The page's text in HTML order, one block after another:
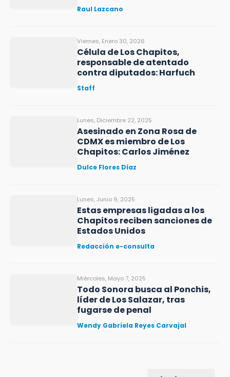
Raul Lazcano
Viernes, Enero 30, 2026
Célula de Los Chapitos,
responsable de atentado
contra diputados: Harfuch
Staff
Lunes, Diciembre 22, 2025
Asesinado en Zona Rosa de
CDMX es miembro de Los
Chapitos: Carlos Jiménez
Dulce Flores Díaz
Lunes, Junio 9, 2025
Estas empresas ligadas a los
Chapitos reciben sanciones de
Estados Unidos
Redacción e-consulta
Miércoles, Mayo 7, 2025
Todo Sonora busca al Ponchis,
líder de Los Salazar, tras
fugarse de penal
Wendy Gabriela Reyes Carvajal